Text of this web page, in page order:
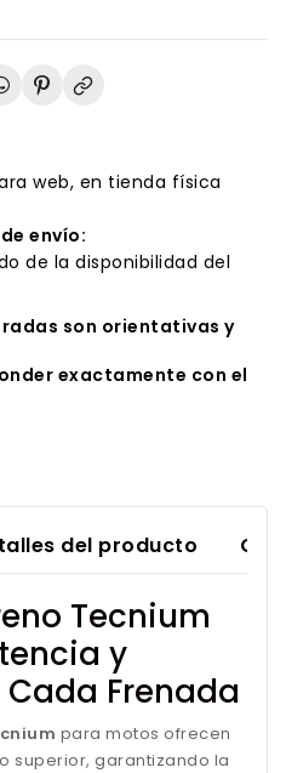
web, en tienda física
envío:
de la disponibilidad del
son orientativas y
exactamente con el
del producto
Tecnium
y
Frenada
para motos ofrecen
superior, garantizando la